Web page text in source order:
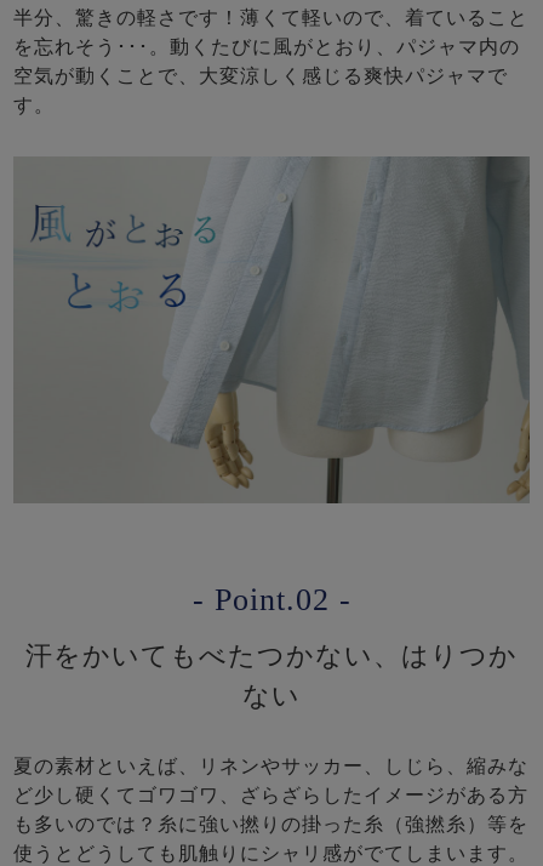
半分、驚きの軽さです！薄くて軽いので、着ていること
を忘れそう･･･。動くたびに風がとおり、パジャマ内の
空気が動くことで、大変涼しく感じる爽快パジャマで
す。
- Point.02 -
汗をかいてもべたつかない、はりつか
ない
夏の素材といえば、リネンやサッカー、しじら、縮みな
ど少し硬くてゴワゴワ、ざらざらしたイメージがある方
も多いのでは？糸に強い撚りの掛った糸（強撚糸）等を
使うとどうしても肌触りにシャリ感がでてしまいます。